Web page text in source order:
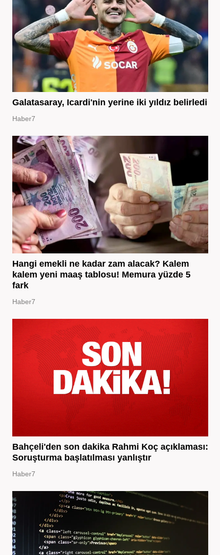
Galatasaray, Icardi'nin yerine iki yıldız belirledi
Haber7
Hangi emekli ne kadar zam alacak? Kalem
kalem yeni maaş tablosu! Memura yüzde 5
fark
Haber7
Bahçeli'den son dakika Rahmi Koç açıklaması:
Soruşturma başlatılması yanlıştır
Haber7